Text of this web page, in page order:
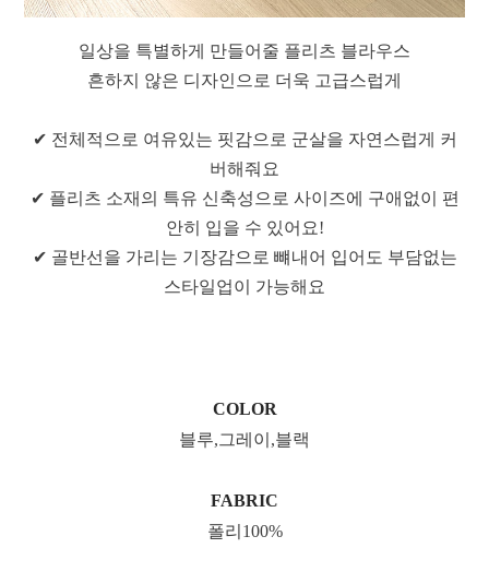
일상을 특별하게 만들어줄 플리츠 블라우스
흔하지 않은 디자인으로 더욱 고급스럽게
✔ 전체적으로 여유있는 핏감으로 군살을 자연스럽게 커
버해줘요
✔ 플리츠 소재의 특유 신축성으로 사이즈에 구애없이 편
안히 입을 수 있어요!
✔ 골반선을 가리는 기장감으로 뺴내어 입어도 부담없는
스타일업이 가능해요
COLOR
블루,그레이,블랙
FABRIC
폴리100%